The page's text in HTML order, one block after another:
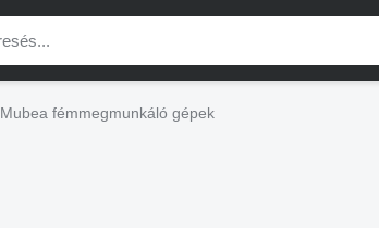
Mubea fémmegmunkáló gépek